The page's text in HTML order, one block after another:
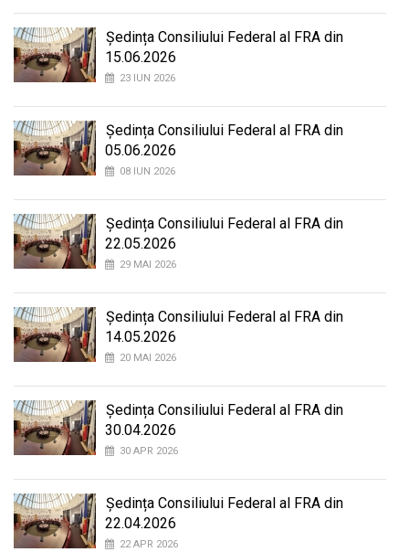
Ședința Consiliului Federal al FRA din
15.06.2026
23 IUN 2026
Ședința Consiliului Federal al FRA din
05.06.2026
08 IUN 2026
Ședința Consiliului Federal al FRA din
22.05.2026
29 MAI 2026
Ședința Consiliului Federal al FRA din
14.05.2026
20 MAI 2026
Ședința Consiliului Federal al FRA din
30.04.2026
30 APR 2026
Ședința Consiliului Federal al FRA din
22.04.2026
22 APR 2026